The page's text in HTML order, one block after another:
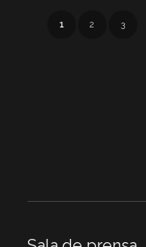
1 2 3